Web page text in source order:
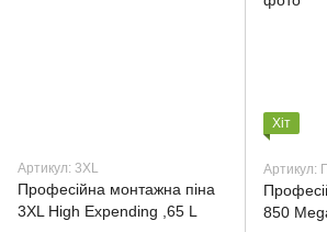
Артикул: 3XL
Професійна монтажна піна
3XL High Expending ,65 L
Хіт
Артикул:
850